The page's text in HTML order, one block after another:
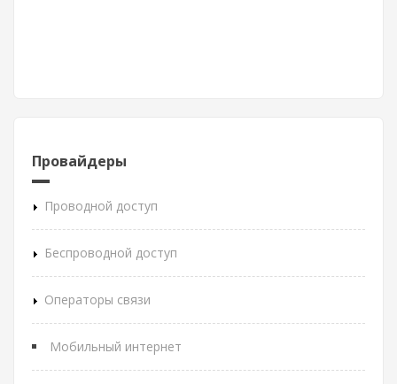
Провайдеры
Проводной доступ
Беспроводной доступ
Операторы связи
Мобильный интернет